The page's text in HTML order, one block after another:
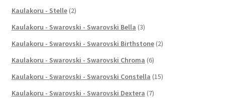
Kaulakoru - Stelle (2)
Kaulakoru - Swarovski - Swarovski Bella (3)
Kaulakoru - Swarovski - Swarovski Birthstone (2)
Kaulakoru - Swarovski - Swarovski Chroma (6)
Kaulakoru - Swarovski - Swarovski Constella (15)
Kaulakoru - Swarovski - Swarovski Dextera (7)